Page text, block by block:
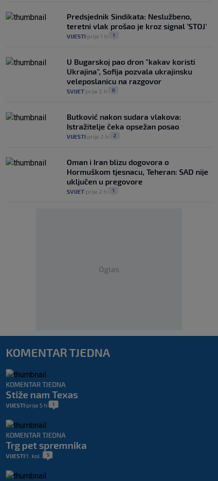
Predsjednik Sindikata: Neslužbeno,
teretni vlak prošao je kroz signal 'STOJ'
VIJESTI prije 1 h 1
U Bugarskoj pao dron "kakav koristi
Ukrajina", Sofija pozvala ukrajinsku
veleposlanicu na razgovor
SVIJET prije 2 h 0
Butković nakon sudara vlakova:
Istražitelje čeka opsežan posao
VIJESTI prije 2 h 2
Oman i Iran blizu dogovora o
Hormuškom tjesnacu, Teheran: SAD nije
uključen u pregovore
SVIJET prije 2 h 1
Oglas
KOMENTAR TJEDNA
KOMENTAR TJEDNA
Stiže nam Texas
VIJESTI prije 5 h 1
KOMENTAR TJEDNA
Trg pet spremnika
VIJESTI 1. kol. 5